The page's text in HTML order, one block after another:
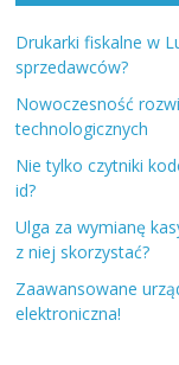
Drukarki fiskalne w
sprzedawców?
Nowoczesność
technologicznych
Nie tylko czytniki
id?
Ulga za wymianę
z niej skorzystać?
Zaawansowane
elektroniczna!